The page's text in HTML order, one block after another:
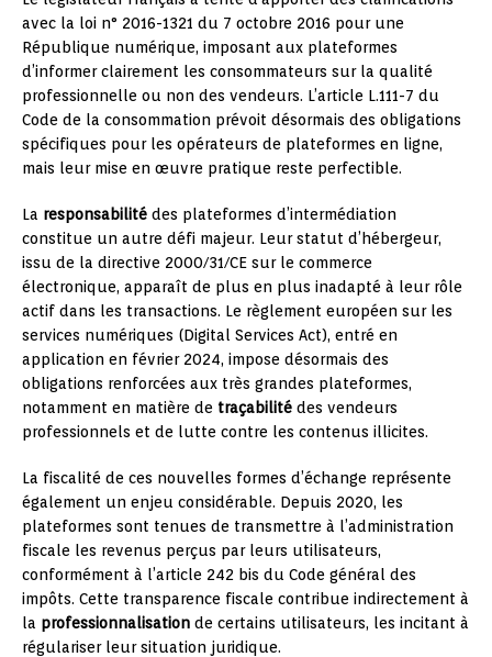
avec la loi n° 2016-1321 du 7 octobre 2016 pour une
République numérique, imposant aux plateformes
d’informer clairement les consommateurs sur la qualité
professionnelle ou non des vendeurs. L’article L.111-7 du
Code de la consommation prévoit désormais des obligations
spécifiques pour les opérateurs de plateformes en ligne,
mais leur mise en œuvre pratique reste perfectible.
La responsabilité des plateformes d’intermédiation
constitue un autre défi majeur. Leur statut d’hébergeur,
issu de la directive 2000/31/CE sur le commerce
électronique, apparaît de plus en plus inadapté à leur rôle
actif dans les transactions. Le règlement européen sur les
services numériques (Digital Services Act), entré en
application en février 2024, impose désormais des
obligations renforcées aux très grandes plateformes,
notamment en matière de traçabilité des vendeurs
professionnels et de lutte contre les contenus illicites.
La fiscalité de ces nouvelles formes d’échange représente
également un enjeu considérable. Depuis 2020, les
plateformes sont tenues de transmettre à l’administration
fiscale les revenus perçus par leurs utilisateurs,
conformément à l’article 242 bis du Code général des
impôts. Cette transparence fiscale contribue indirectement à
la professionnalisation de certains utilisateurs, les incitant à
régulariser leur situation juridique.